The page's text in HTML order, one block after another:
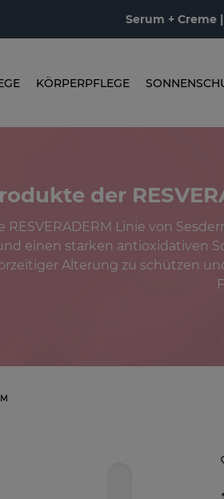
Serum + Creme
KÖRPERPFLEGE
der
RESVERADERM Linie von
einen starken antioxidativen
Alterung zu schützen